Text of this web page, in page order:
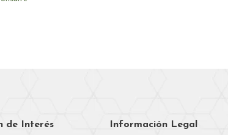
de Interés Información Legal